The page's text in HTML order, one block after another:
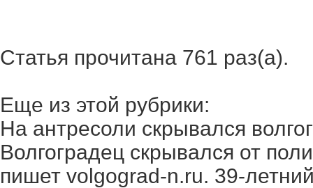
Статья прочитана 761 раз(a).
Еще из этой рубрики:
На антресоли скрывался
Волгоградец скрывался от
пишет volgograd-n.ru. 39-